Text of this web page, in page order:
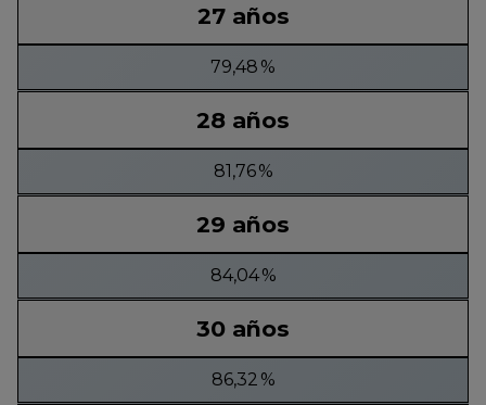
27 años
79,48 %
28 años
81,76 %
29 años
84,04 %
30 años
86,32 %